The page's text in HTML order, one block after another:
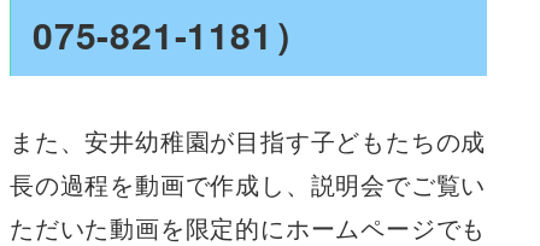
075-821-1181）
また、安井幼稚園が目指す子どもたちの成
長の過程を動画で作成し、説明会でご覧い
ただいた動画を限定的にホームページでも